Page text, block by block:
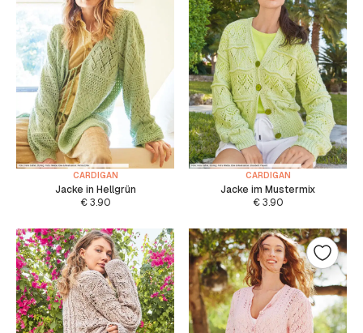
CARDIGAN
Jacke in Hellgrün
€3.90
CARDIGAN
Jacke im Mustermix
€3.90